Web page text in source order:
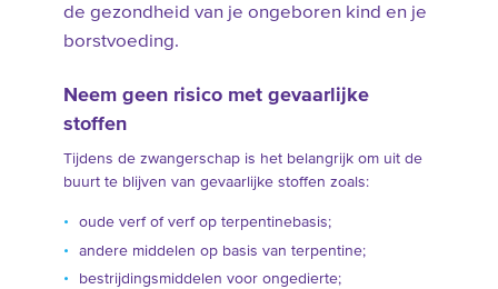
de gezondheid van je ongeboren kind en je
borstvoeding.
Neem geen risico met gevaarlijke
stoffen
Tijdens de zwangerschap is het belangrijk om uit de
buurt te blijven van gevaarlijke stoffen zoals:
oude verf of verf op terpentinebasis;
andere middelen op basis van terpentine;
bestrijdingsmiddelen voor ongedierte;